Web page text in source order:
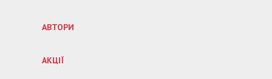
АВТОРИ
АКЦІЇ